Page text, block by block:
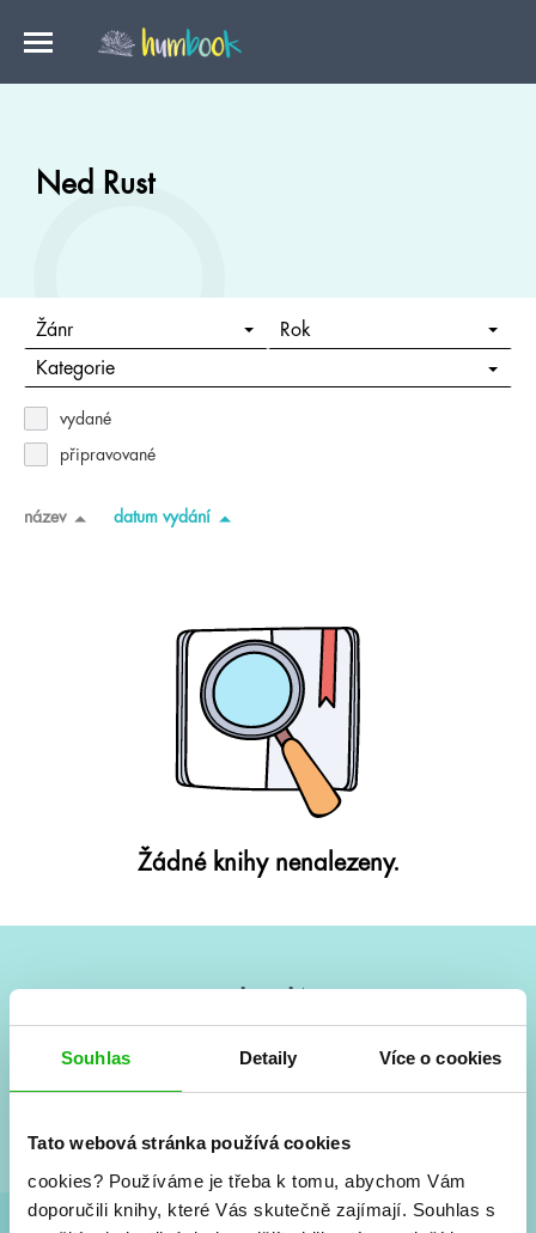
Souhlas Detaily Více o cookies
Tato webová stránka používá cookies
cookies? Používáme je třeba k tomu, abychom Vám
doporučili knihy, které Vás skutečně zajímají. Souhlas s
Ned Rust
Žánr Rok
Kategorie
vydané
připravované
název datum vydání
Žádné knihy nenalezeny.
Vše kolem #youngadult každý měsíc rovnou do mailu!
a seriálové adaptace a další.